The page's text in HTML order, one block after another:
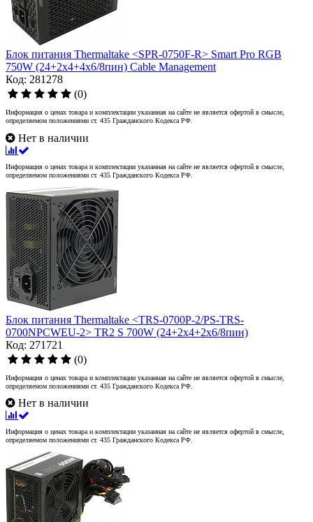
Блок питания Thermaltake <SPR-0750F-R> Smart Pro RGB
750W (24+2x4+4x6/8пин) Cable Management
Код: 281278
(0)
Информация о ценах товара и комплектации указанная на сайте не является офертой в смысле,
определяемом положениями ст. 435 Гражданского Кодекса РФ.
Нет в наличии
Информация о ценах товара и комплектации указанная на сайте не является офертой в смысле,
определяемом положениями ст. 435 Гражданского Кодекса РФ.
Блок питания Thermaltake <TRS-0700P-2/PS-TRS-
0700NPCWEU-2> TR2 S 700W (24+2x4+2х6/8пин)
Код: 271721
(0)
Информация о ценах товара и комплектации указанная на сайте не является офертой в смысле,
определяемом положениями ст. 435 Гражданского Кодекса РФ.
Нет в наличии
Информация о ценах товара и комплектации указанная на сайте не является офертой в смысле,
определяемом положениями ст. 435 Гражданского Кодекса РФ.